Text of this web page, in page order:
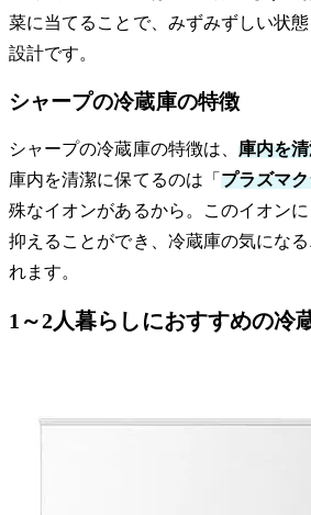
菜に当てることで、みずみずしい状
設計です。
シャープの冷蔵庫の特徴
シャープの冷蔵庫の特徴は、庫内を
庫内を清潔に保てるのは「 プラズマ
殊なイオンがあるから。このイオン
抑えることができ、冷蔵庫の気にな
れます。
1～2人暮らしにおすすめの冷